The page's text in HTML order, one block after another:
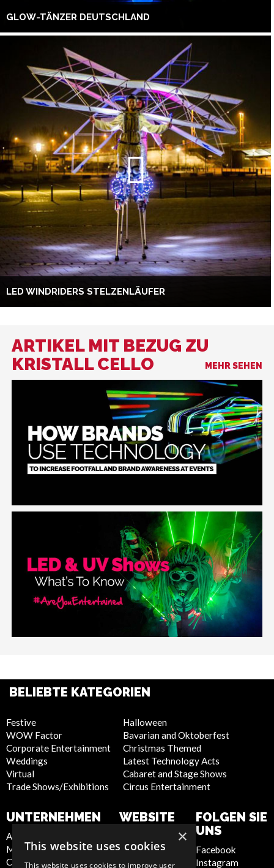
GLOW-TÄNZER DEUTSCHLAND
LED WINDRIDERS STELZENLÄUFER
ARTIKEL MIT BEZUG ZU
KRISTALL CELLO
MEHR SEHEN
BELIEBTE KATEGORIEN
Festive
WOW Factor
Corporate Entertainment
Weddings
Virtual
Trade Shows/Exhibitions
Halloween
Bavarian and Oktoberfest
Christmas Themed
Latest Technology Acts
Cabaret and Stage Shows
Circus Entertainment
UNTERNEHMEN
About Us
Meet the Team
Contact Us
WEBSITE
Cookie Policy
Artist Sign Up
FOLGEN SIE
UNS
Facebook
Instagram
×
This website uses cookies
This website uses cookies to improve user